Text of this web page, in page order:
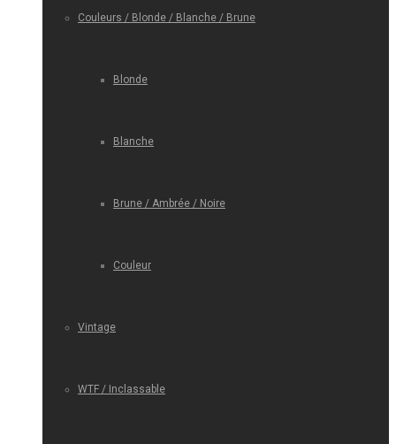
Couleurs / Blonde / Blanche / Brune
Blonde
Blanche
Brune / Ambrée / Noire
Couleur
Vintage
WTF / Inclassable